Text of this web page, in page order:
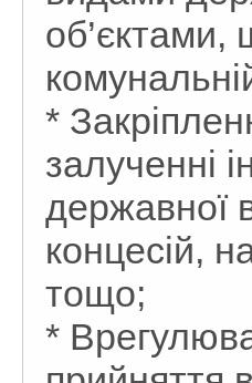
об’єктами,
*
залученні
державної
концесій,
тощо;
*